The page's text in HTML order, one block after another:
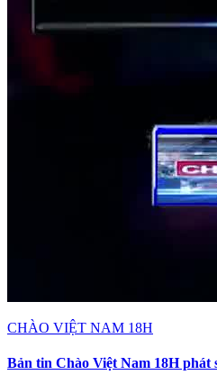
CHÀO VIỆT NAM 18H
Bản tin Chào Việt Nam 18H phát